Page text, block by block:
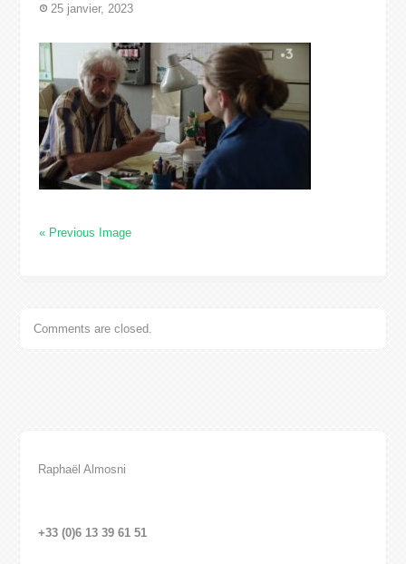
25 janvier, 2023
« Previous Image
Comments are closed.
Raphaël Almosni
+33 (0)6 13 39 61 51